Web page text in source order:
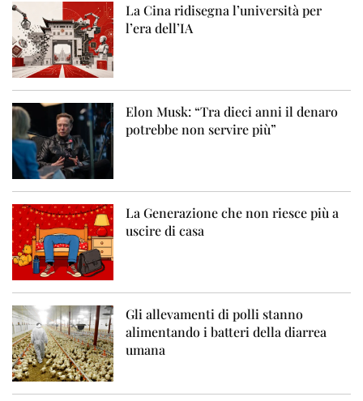
La Cina ridisegna l’università per
l’era dell’IA
Elon Musk: “Tra dieci anni il denaro
potrebbe non servire più”
La Generazione che non riesce più a
uscire di casa
Gli allevamenti di polli stanno
alimentando i batteri della diarrea
umana